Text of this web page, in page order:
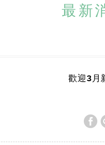
最新
歡迎3月